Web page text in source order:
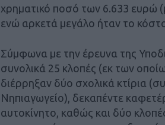
χρηματικό ποσό των 6.633 ευρώ
ενώ αρκετά μεγάλο ήταν το
Σύμφωνα με την έρευνα της
συνολικά 25 κλοπές (εκ των
διέρρηξαν δύο σχολικά κτίρια
Νηπιαγωγείο), δεκαπέντε
αυτοκίνητο, καθώς και δύο